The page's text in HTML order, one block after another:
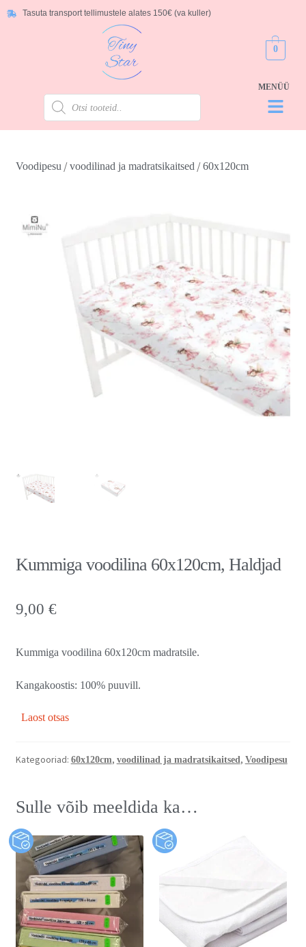
Tasuta transport tellimustele alates 150€ (va kuller)
0
Voodipesu/voodilinad ja madratsikaitsed/60x120cm
Kummiga voodilina 60x120cm, Haldjad
9,00 €
Kummiga voodilina 60x120cm madratsile.
Kangakoostis: 100% puuvill.
Laost otsas
Kategooriad: 60x120cm, voodilinad ja madratsikaitsed, Voodipesu
Sulle võib meeldida ka…